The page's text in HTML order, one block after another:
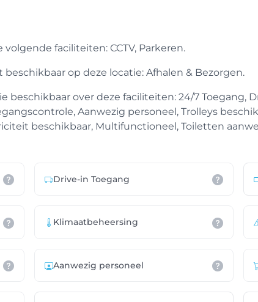
faciliteiten: CCTV, Parkeren.
op deze locatie: Afhalen & Bezorgen.
beschikbaar over deze faciliteiten: 24/7 Toegang,
Aanwezig personeel, Trolleys
beschikbaar, Multifunctioneel, Toiletten
Drive-in Toegang
Klimaatbeheersing
Aanwezig personeel